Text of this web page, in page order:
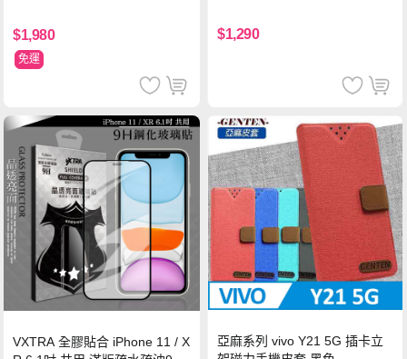
$1,980
免運
$1,290
VXTRA 全膠貼合 iPhone 11 / X
亞麻系列 vivo Y21 5G 插卡立